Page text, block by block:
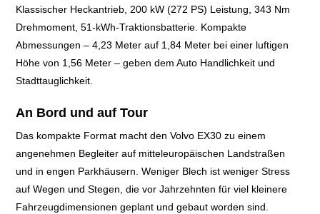
Klassischer Heckantrieb, 200 kW (272 PS) Leistung, 343 Nm
Drehmoment, 51-kWh-Traktionsbatterie. Kompakte
Abmessungen – 4,23 Meter auf 1,84 Meter bei einer luftigen
Höhe von 1,56 Meter – geben dem Auto Handlichkeit und
Stadttauglichkeit.
An Bord und auf Tour
Das kompakte Format macht den Volvo EX30 zu einem
angenehmen Begleiter auf mitteleuropäischen Landstraßen
und in engen Parkhäusern. Weniger Blech ist weniger Stress
auf Wegen und Stegen, die vor Jahrzehnten für viel kleinere
Fahrzeugdimensionen geplant und gebaut worden sind.